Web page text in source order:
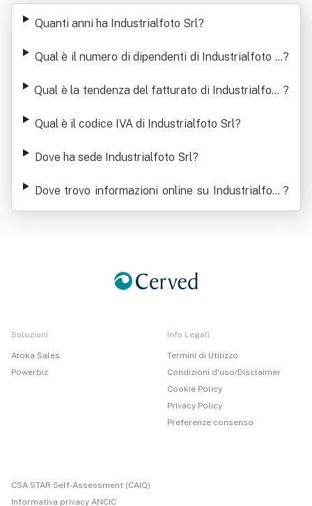
Srl
Quanti anni ha Industrialfoto Srl?
Qual è il numero di dipendenti di Industrialfoto S?
Qual è la tendenza del fatturato di Industrialfoto ?
Qual è il codice IVA di Industrialfoto Srl?
Dove ha sede Industrialfoto Srl?
Dove trovo informazioni online su Industrialfoto
Srl
?
Soluzioni
Atoka Sales
Powerbiz
Info Legali
Termini di Utilizzo
Condizioni d'uso/Disclaimer
Cookie Policy
Privacy Policy
Preferenze consenso
CSA STAR Self-Assessment (CAIQ)
Informativa privacy ANCIC